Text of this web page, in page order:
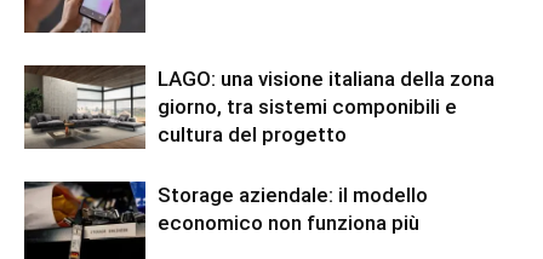
LAGO: una visione italiana della zona
giorno, tra sistemi componibili e
cultura del progetto
Storage aziendale: il modello
economico non funziona più